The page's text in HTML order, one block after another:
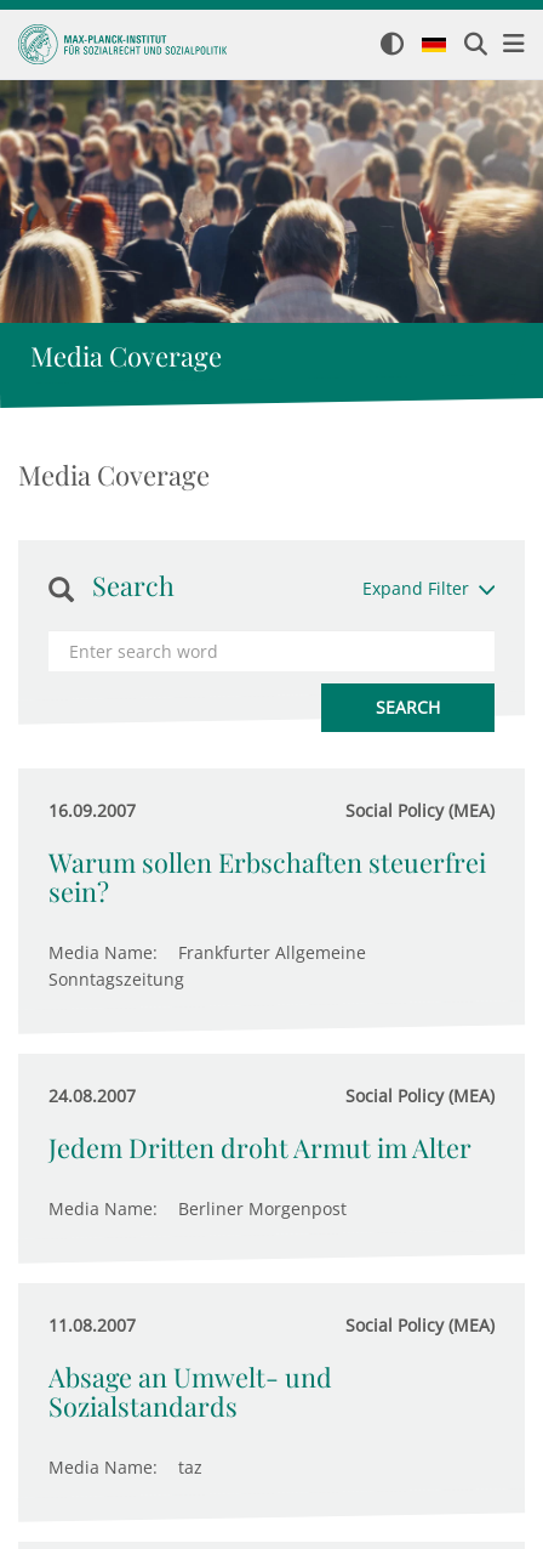
Media Coverage
Media Coverage
Search Expand Filter
16.09.2007 Social Policy (MEA)
Warum sollen Erbschaften steuerfrei
sein?
Media Name:
Frankfurter Allgemeine
Sonntagszeitung
24.08.2007 Social Policy (MEA)
Jedem Dritten droht Armut im Alter
Media Name: Berliner Morgenpost
11.08.2007 Social Policy (MEA)
Absage an Umwelt- und
Sozialstandards
Media Name: taz